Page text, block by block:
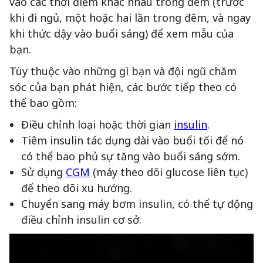
khi đi ngủ, một hoặc hai lần trong đêm, và ngay
khi thức dậy vào buổi sáng) để xem mẫu của
bạn.
Tùy thuộc vào những gì bạn và đội ngũ chăm
sóc của bạn phát hiện, các bước tiếp theo có
thể bao gồm:
Điều chỉnh loại hoặc thời gian insulin.
Tiêm insulin tác dụng dài vào buổi tối để nó
có thể bao phủ sự tăng vào buổi sáng sớm.
Sử dụng CGM (máy theo dõi glucose liên tục)
để theo dõi xu hướng.
Chuyển sang máy bơm insulin, có thể tự động
điều chỉnh insulin cơ sở.